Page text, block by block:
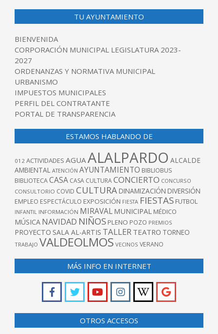
TU AYUNTAMIENTO
BIENVENIDA
CORPORACIÓN MUNICIPAL LEGISLATURA 2023-
2027
ORDENANZAS Y NORMATIVA MUNICIPAL
URBANISMO
IMPUESTOS MUNICIPALES
PERFIL DEL CONTRATANTE
PORTAL DE TRANSPARENCIA
ESTAMOS HABLANDO DE
012 ACTIVIDADES AGUAALALPARDO ALCALDE
AMBIENTAL ATENCIÓN AYUNTAMIENTO BIBLIOBUS
BIBLIOTECACASA CASA CULTURACONCIERTO CONCURSO
CONSULTORIO COVID CULTURA DINAMIZACIÓN DIVERSIÓN
EMPLEO ESPECTÁCULO EXPOSICIÓN FIESTA FIESTAS FUTBOL
INFANTIL INFORMACIÓN MIRAVAL MUNICIPAL MÉDICO
MÚSICA NAVIDAD NIÑOS PLENO POZO PREMIOS
PROYECTO SALA AL-ARTIS TALLER TEATRO TORNEO
TRABAJO VALDEOLMOS VECINOS VERANO
MÁS INFO EN INTERNET
OTROS ACCESOS